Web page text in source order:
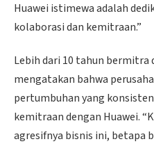
Huawei istimewa adalah
kolaborasi dan kemitraan.”
Lebih dari 10 tahun bermitra
mengatakan bahwa
pertumbuhan yang
kemitraan dengan Huawei.
agresifnya bisnis ini, betapa